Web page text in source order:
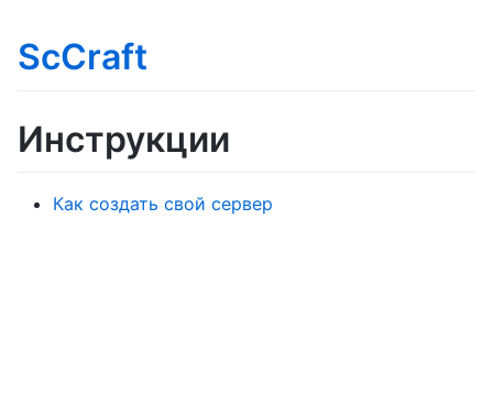
ScCraft
Инструкции
Как создать свой сервер